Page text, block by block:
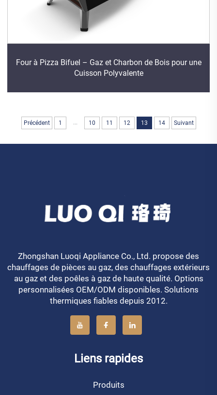
Four à Pizza Bifuel – Gaz et Charbon de Bois pour une
Cuisson Polyvalente
Précédent 1 ... 10 11 12 13 14 Suivant
Zhongshan Luoqi Appliance Co., Ltd. propose des
chauffages de pièces au gaz, des chauffages extérieurs
au gaz et des poêles à gaz de haute qualité. Options
personnalisées OEM/ODM disponibles. Solutions
thermiques fiables depuis 2012.
Liens rapides
Produits